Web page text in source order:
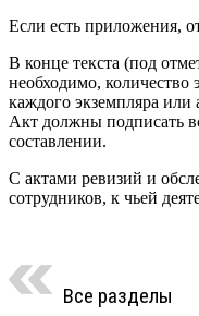
Если есть приложения,
В конце текста (под
необходимо, количество
каждого экземпляра
Акт должны подписать
составлении.
С актами ревизий и
сотрудников, к чьей
Все разделы